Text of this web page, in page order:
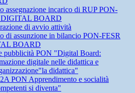
assegnazione incarico di RUP PON-
DIGITAL BOARD
di avvio attività
di assunzione in bilancio PON-FESR
BOARD
pubblicità PON "Digital Board:
digitale nelle didattica e
didattica"
PON Apprendimento e socialità
si diventa"